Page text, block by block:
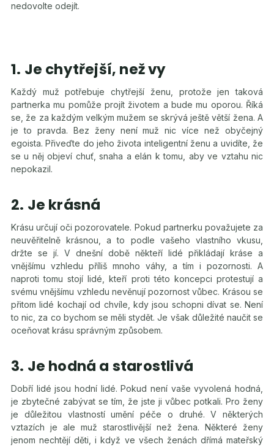
nedovolte odejít.
1. Je chytřejší, než vy
Každý muž potřebuje chytřejší ženu, protože jen taková
partnerka mu pomůže projít životem a bude mu oporou. Říká
se, že za každým velkým mužem se skrývá ještě větší žena. A
je to pravda. Bez ženy není muž nic více než obyčejný
egoista. Přiveďte do jeho života inteligentní ženu a uvidíte, že
se u něj objeví chuť, snaha a elán k tomu, aby ve vztahu nic
nepokazil.
2. Je krásná
Krásu určují oči pozorovatele. Pokud partnerku považujete za
neuvěřitelně krásnou, a to podle vašeho vlastního vkusu,
držte se jí. V dnešní době někteří lidé přikládají kráse a
vnějšímu vzhledu příliš mnoho váhy, a tím i pozornosti. A
naproti tomu stojí lidé, kteří proti této koncepci protestují a
svému vnějšímu vzhledu nevěnují pozornost vůbec. Krásou se
přitom lidé kochají od chvíle, kdy jsou schopni dívat se. Není
to nic, za co bychom se měli stydět. Je však důležité naučit se
oceňovat krásu správným způsobem.
3. Je hodná a starostlivá
Dobří lidé jsou hodní lidé. Pokud není vaše vyvolená hodná,
je zbytečné zabývat se tím, že jste ji vůbec potkali. Pro ženy
je důležitou vlastností umění péče o druhé. V některých
vztazích je ale muž starostlivější než žena. Některé ženy
jenom nechtějí děti, i když ve všech ženách dřímá mateřský